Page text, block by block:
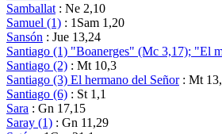
Samballat : Ne 2,10
Samuel (1) : 1Sam 1,20
Sansón : Jue 13,24
Santiago (1) "Boanerges" (Mc 3,17); "El
Santiago (2) : Mt 10,3
Santiago (3) El hermano del Señor: Mt
Santiago (6) : St 1,1
Sara : Gn 17,15
Saray (1) : Gn 11,29